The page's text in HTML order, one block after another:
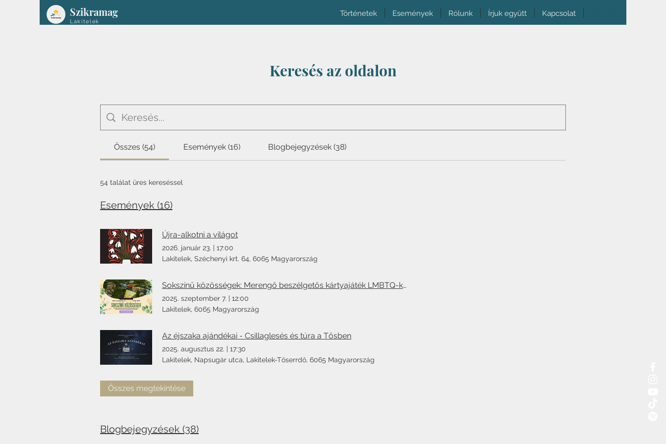
Szikramag
Lakitelek
Történetek Események Rólunk Írjuk együtt Kapcsolat
Keresés az oldalon
Összes (54) Események (16) Blogbejegyzések (38)
54 találat üres kereséssel
Események (16)
Újra-alkotni a világot
2026. január 23. | 17:00
Lakitelek, Széchenyi krt. 64, 6065 Magyarország
Sokszínű közösségek: Merengő beszélgetős kártyajáték LMBTQ-kérdések mentén
2025. szeptember 7. | 12:00
Lakitelek, 6065 Magyarország
Az éjszaka ajándékai - Csillaglesés és túra a Tősben
2025. augusztus 22. | 17:30
Lakitelek, Napsugár utca, Lakitelek-Tőserrdő, 6065 Magyarország
Összes megtekintése
Blogbejegyzések (38)